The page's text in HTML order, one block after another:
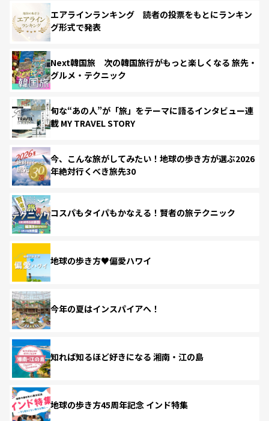
エアラインランキング 読者の投票をもとにランキン
グ形式で発表
Next韓国旅 次の韓国旅行がもっと楽しくなる 旅先・
グルメ・テクニック
旬な“あの人”が「旅」をテーマに語るインタビュー連
載 MY TRAVEL STORY
今、こんな旅がしてみたい！地球の歩き方が選ぶ2026
年絶対行くべき旅先30
コスパもタイパもかなえる！賢者の旅テクニック
地球の歩き方♥偏愛ハワイ
今年の夏はインスパイアへ！
知れば知るほど好きになる 湘南・江の島
地球の歩き方45周年記念 インド特集